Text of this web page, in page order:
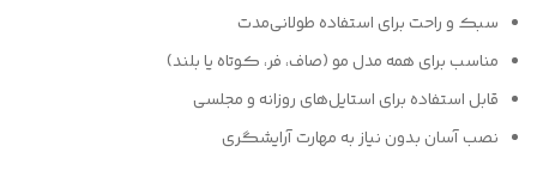
سبک و راحت برای استفاده طولانی‌مدت
مناسب برای همه مدل مو (صاف، فر، کوتاه یا بلند)
قابل استفاده برای استایل‌های روزانه و مجلسی
نصب آسان بدون نیاز به مهارت آرایشگری